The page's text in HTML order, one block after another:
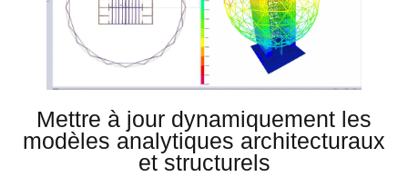
Mettre à jour dynamiquement les
modèles analytiques architecturaux
et structurels